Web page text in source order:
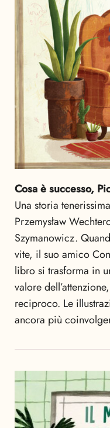
Cosa è successo,
Una storia
Przemysław
Szymanowicz.
vite, il suo amico
libro si trasforma in
valore
reciproco. Le
ancora più